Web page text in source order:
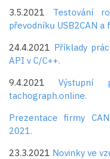
3.5.2021 Testování
převodníku USB2CAN
24.4.2021 Příklady
API v C/C++.
9.4.2021 Výstupní
tachograph.online.
Prezentace firmy
2021.
23.3.2021 Novinky ve